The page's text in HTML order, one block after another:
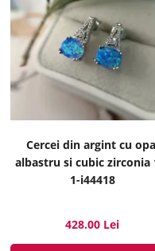
Cercei din argint cu
albastru si cubic zirconia
1-i44418
428.00 Lei